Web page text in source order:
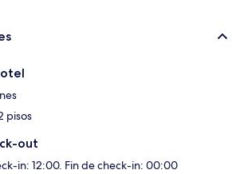
pisos
out
in: 12:00. Fin de check-in: 00:00